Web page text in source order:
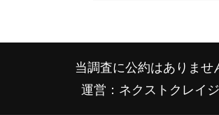
当調査に公約はありませ
運営：ネクストクレイ